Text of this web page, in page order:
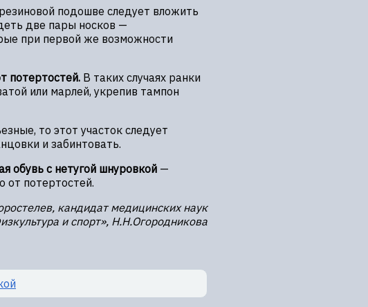
подошве следует вложить
две пары носков —
при первой же возможности
потертостей. В таких случаях ранки
или марлей, укрепив тампон
то этот участок следует
и забинтовать.
обувь с нетугой шнуровкой —
от потертостей.
кандидат медицинских наук
и спорт», Н.Н.Огородникова